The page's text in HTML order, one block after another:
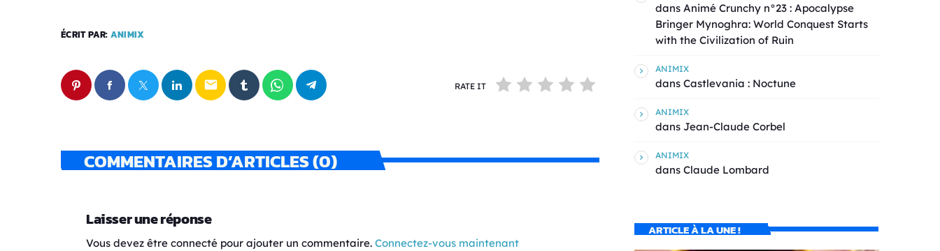
ÉCRIT PAR: ANIMIX
email RATE IT
COMMENTAIRES D’ARTICLES (0)
Laisser une réponse
Vous devez être connecté pour ajouter un commentaire. Connectez-vous maintenant
dans Animé Crunchy n°23 : Apocalypse
Bringer Mynoghra: World Conquest Starts
with the Civilization of Ruin
ANIMIX
dans Castlevania : Noctune
ANIMIX
dans Jean-Claude Corbel
ANIMIX
dans Claude Lombard
ARTICLE À LA UNE !